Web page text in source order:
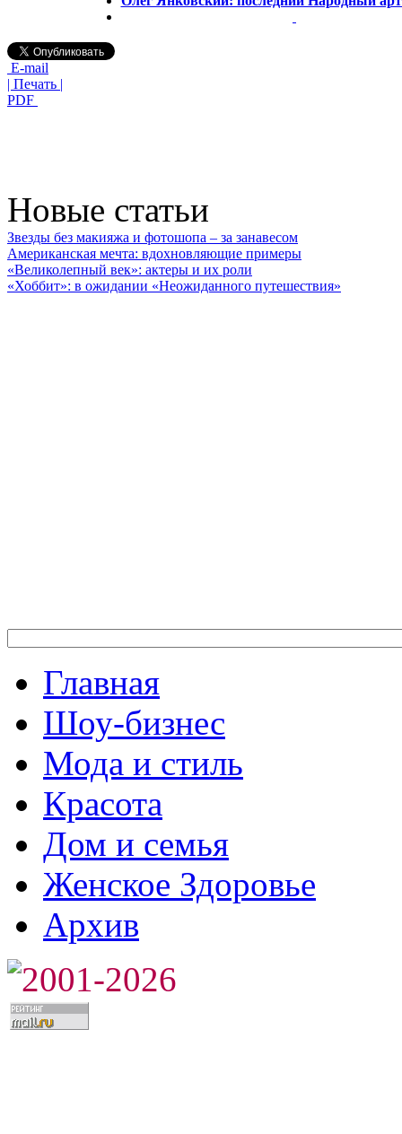
E-mail
| Печать |
PDF
Новые статьи
Звезды без макияжа и фотошопа – за занавесом
Американская мечта: вдохновляющие примеры
«Великолепный век»: актеры и их роли
«Хоббит»: в ожидании «Неожиданного путешествия»
Главная
Шоу-бизнес
Мода и стиль
Красота
Дом и семья
Женское Здоровье
Архив
2001-2026